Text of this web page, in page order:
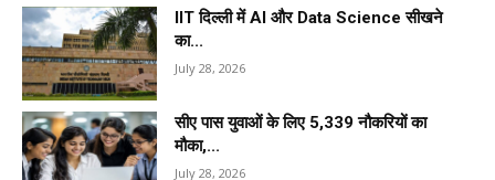
IIT दिल्ली में AI और Data Science सीखने
का...
July 28, 2026
सीए पास युवाओं के लिए 5,339 नौकरियों का
मौका,...
July 28, 2026